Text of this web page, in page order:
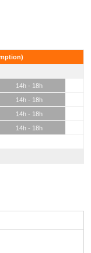
14h - 18h
14h - 18h
14h - 18h
14h - 18h